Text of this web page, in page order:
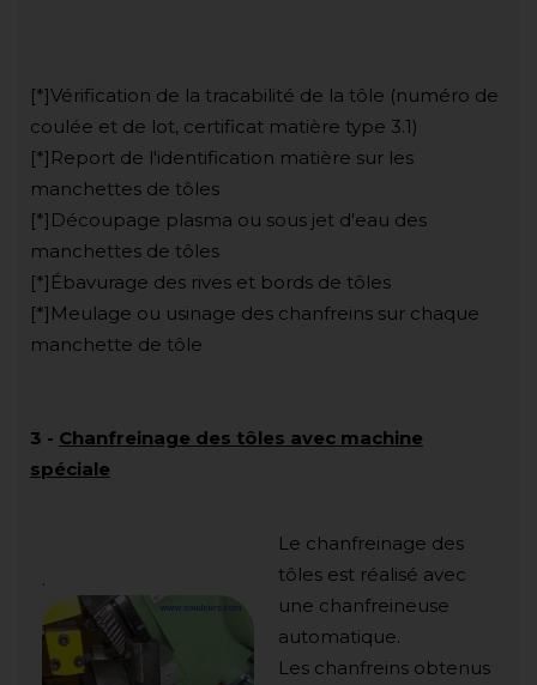
[*]Vérification de la tracabilité de la tôle (numéro de
coulée et de lot, certificat matière type 3.1)
[*]Report de l'identification matière sur les
manchettes de tôles
[*]Découpage plasma ou sous jet d'eau des
manchettes de tôles
[*]Ébavurage des rives et bords de tôles
[*]Meulage ou usinage des chanfreins sur chaque
manchette de tôle
3 - Chanfreinage des tôles avec machine
spéciale
.
Le chanfreinage des
tôles est réalisé avec
une chanfreineuse
automatique.
Les chanfreins obtenus